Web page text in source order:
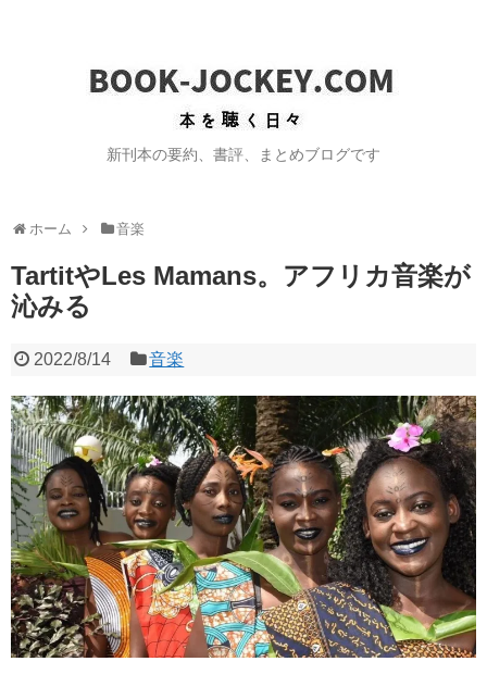
新刊本の要約、書評、まとめブログです
ホーム 音楽
TartitやLes Mamans。アフリカ音楽が
沁みる
2022/8/14 音楽